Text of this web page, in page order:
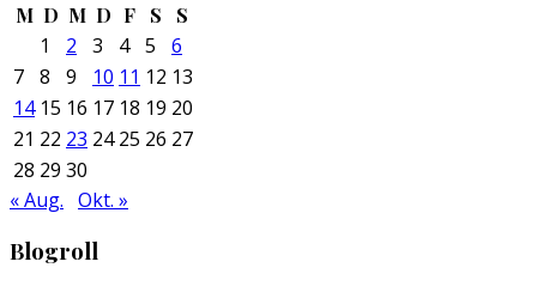
M D M D F S S
1 2 3 4 5
6
7 8 9 10 11 12 13
14 15 16 17 18 19 20
21 22 23 24 25 26 27
28 29 30
« Aug. Okt. »
Blogroll